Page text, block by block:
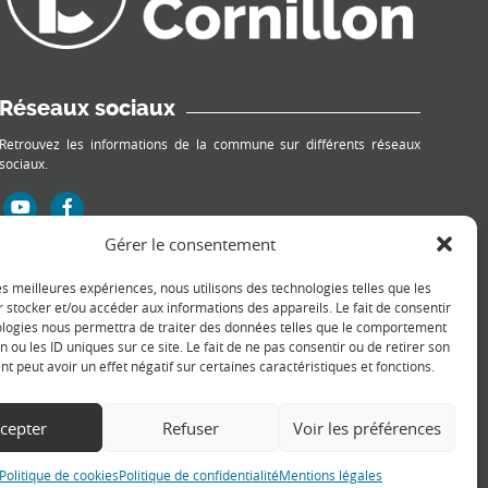
Gérer le consentement
meilleures expériences, nous utilisons des technologies telles que les
stocker et/ou accéder aux informations des appareils. Le fait de consentir
nous permettra de traiter des données telles que le comportement
ou les ID uniques sur ce site. Le fait de ne pas consentir ou de retirer son
peut avoir un effet négatif sur certaines caractéristiques et fonctions.
Refuser Voir les préférences
de cookiesPolitique de confidentialitéMentions légales
Réseaux sociaux
Retrouvez les informations de la commune sur différents réseaux
sociaux.